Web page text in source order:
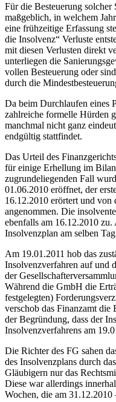
Für die Besteuerung solcher
maßgeblich, in welchem
eine frühzeitige Erfassung
die Insolvenz“ Verluste
mit diesen Verlusten direkt
unterliegen die
vollen Besteuerung oder
durch die
Da beim Durchlaufen eines
zahlreiche formelle Hürden
manchmal nicht ganz
endgültig stattfindet.
Das Urteil des
für einige Erhellung im
zugrundeliegenden Fall
01.06.2010 eröffnet, der
16.12.2010 erörtert und von
angenommen. Die
ebenfalls am 16.12.2010 zu.
Insolvenzplan am selben
Am 19.01.2011 hob das
Insolvenzverfahren auf und
der
Während die GmbH die
festgelegten)
verschob das Finanzamt die
der Begründung, dass der
Insolvenzverfahrens am
Die Richter des FG sahen
des Insolvenzplans durch
Gläubigern nur das
Diese war allerdings
Wochen, die am